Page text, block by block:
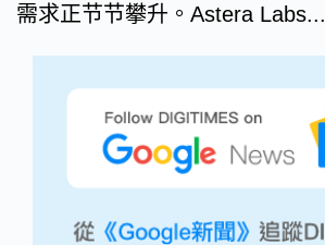
需求正节节攀升。Astera Labs...